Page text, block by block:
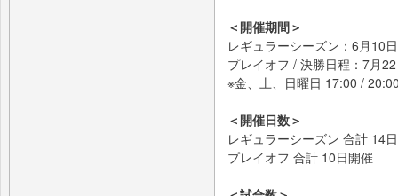
＜開催期間＞
レギュラーシーズン：6月10
プレイオフ / 決勝日程：7月
※金、土、日曜日 17:00 /
＜開催日数＞
レギュラーシーズン 合計 14
プレイオフ 合計 10日開催